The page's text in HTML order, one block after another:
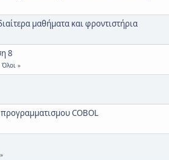
μαθήματα και φροντιστήρια
8
Όλοι
COBOL